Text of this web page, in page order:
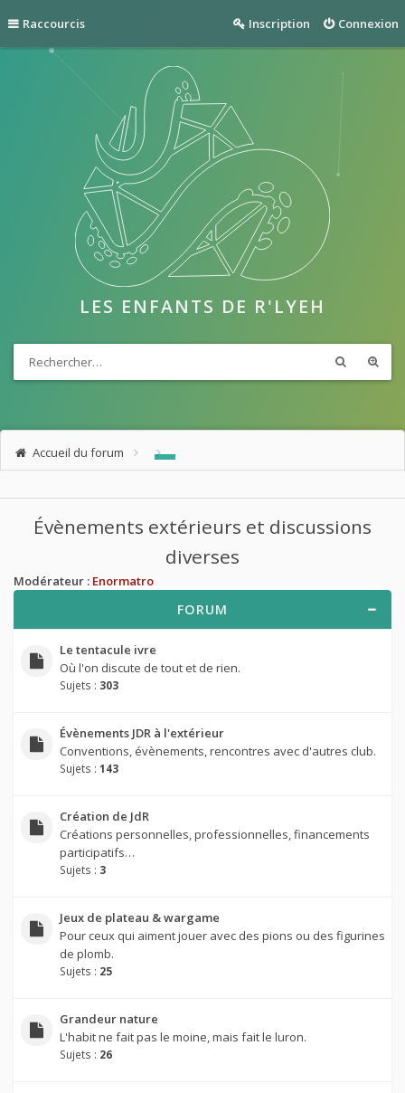
Raccourcis Connexion
Inscription
LES ENFANTS DE R'LYEH
Accueil du forum
Évènements extérieurs et discussions
diverses
Modérateur : Enormatro
FORUM
Le tentacule ivre
Où l'on discute de tout et de rien.
Sujets : 303
Évènements JDR à l'extérieur
Conventions, évènements, rencontres avec d'autres club.
Sujets : 143
Création de JdR
Créations personnelles, professionnelles, financements
participatifs…
Sujets : 3
Jeux de plateau & wargame
Pour ceux qui aiment jouer avec des pions ou des figurines
de plomb.
Sujets : 25
Grandeur nature
L'habit ne fait pas le moine, mais fait le luron.
Sujets : 26